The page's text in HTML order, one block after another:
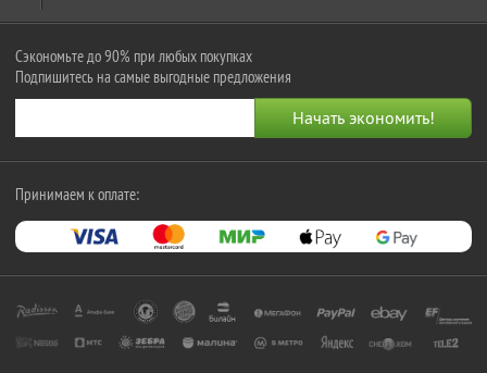
Сэкономьте до 90% при любых покупках
Подпишитесь на самые выгодные предложения
Принимаем к оплате: